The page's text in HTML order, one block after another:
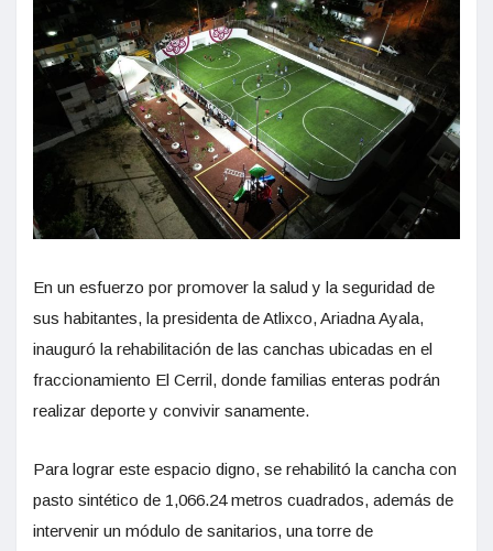
En un esfuerzo por promover la salud y la seguridad de
sus habitantes, la presidenta de Atlixco, Ariadna Ayala,
inauguró la rehabilitación de las canchas ubicadas en el
fraccionamiento El Cerril, donde familias enteras podrán
realizar deporte y convivir sanamente.
Para lograr este espacio digno, se rehabilitó la cancha con
pasto sintético de 1,066.24 metros cuadrados, además de
intervenir un módulo de sanitarios, una torre de